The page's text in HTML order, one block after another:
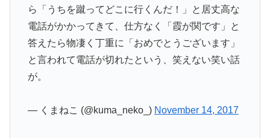
ら「うちを蹴ってどこに行くんだ！」と居丈高な
電話がかかってきて、仕方なく「霞が関です」と
答えたら物凄く丁重に「おめでとうございます」
と言われて電話が切れたという、笑えない笑い話
が。
— くまねこ (@kuma_neko_) November 14, 2017